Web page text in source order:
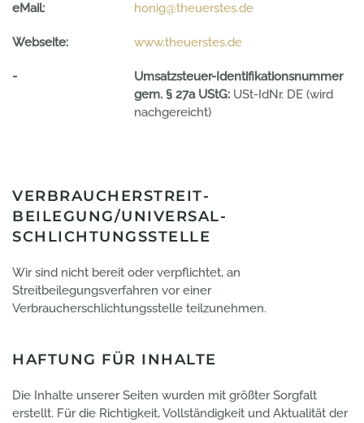
eMail: honig@theuerstes.de
Webseite: www.theuerstes.de
-
Umsatzsteuer-Identifikationsnummer
gem. § 27a UStG: USt-IdNr. DE (wird
nachgereicht)
VERBRAUCHER­STREIT­
BEILEGUNG/UNIVERSAL­
SCHLICHTUNGS­STELLE
Wir sind nicht bereit oder verpflichtet, an
Streitbeilegungsverfahren vor einer
Verbraucherschlichtungsstelle teilzunehmen.
HAFTUNG FÜR INHALTE
Die Inhalte unserer Seiten wurden mit größter Sorgfalt
erstellt. Für die Richtigkeit, Vollständigkeit und Aktualität der